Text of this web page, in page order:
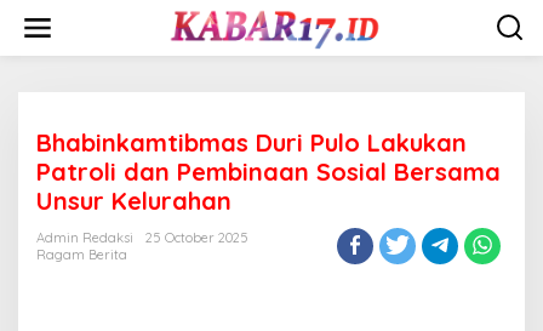
content
Bhabinkamtibmas Duri Pulo Lakukan
Patroli dan Pembinaan Sosial Bersama
Unsur Kelurahan
Admin Redaksi
25 October 2025
Ragam Berita